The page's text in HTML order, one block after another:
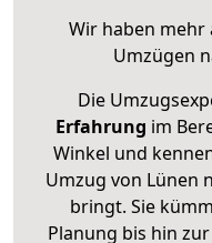
Wir haben mehr
Umzügen
Die
Erfahrung im
Winkel und
Umzug von Lünen
bringt. Sie
Planung bis hin